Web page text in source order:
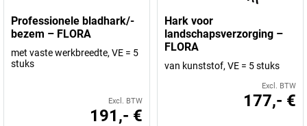
Professionele bladhark/-
bezem – FLORA
met vaste werkbreedte, VE = 5
stuks
Excl. BTW
191,- €
Hark voor
landschapsverzorging –
FLORA
van kunststof, VE = 5 stuks
Excl. BTW
177,- €